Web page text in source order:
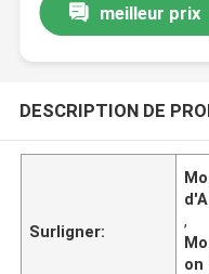
meilleur prix
DESCRIPTION DE
Surligner:
,
on